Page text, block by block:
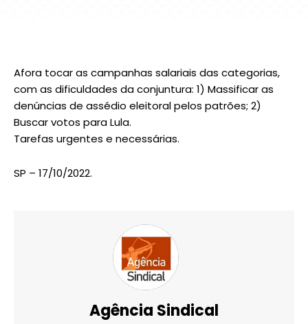
Afora tocar as campanhas salariais das categorias,
com as dificuldades da conjuntura: 1) Massificar as
denúncias de assédio eleitoral pelos patrões; 2)
Buscar votos para Lula.
Tarefas urgentes e necessárias.
SP – 17/10/2022.
Agência Sindical